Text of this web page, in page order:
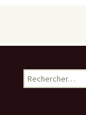
Rechercher :